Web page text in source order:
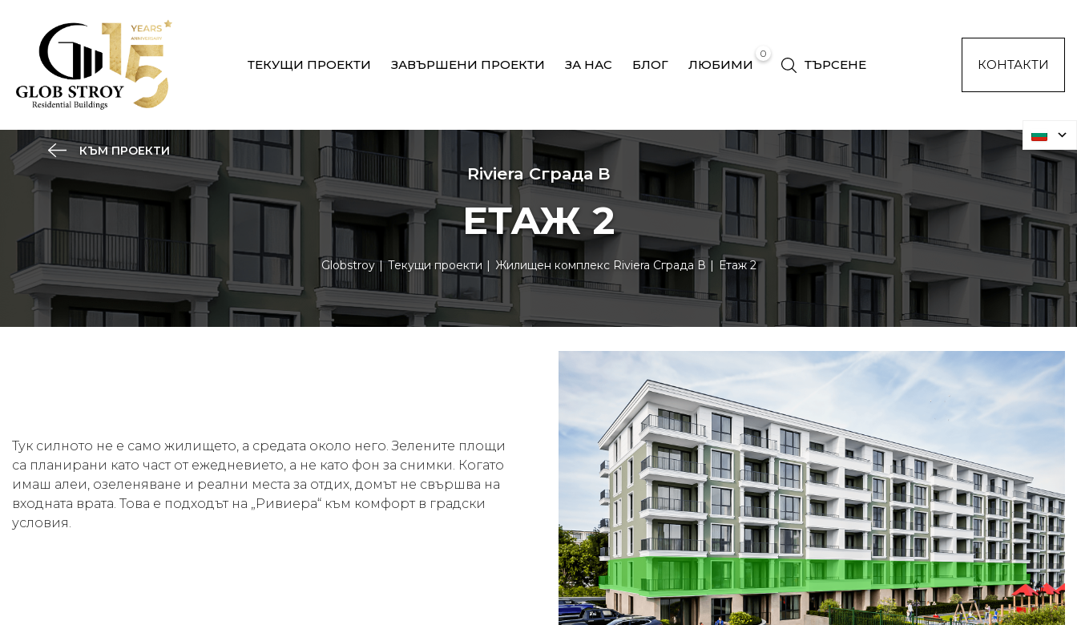
ТЕКУЩИ ПРОЕКТИ ЗАВЪРШЕНИ ПРОЕКТИ ЗА НАС БЛОГ
0
ЛЮБИМИ ТЪРСЕНЕ КОНТАКТИ
КЪМ ПРОЕКТИ
Riviera Сграда В
ЕТАЖ 2
Globstroy Текущи проекти Жилищен комплекс Riviera Сграда В Етаж 2
Тук силното не е само жилището, а средата около него. Зелените площи
са планирани като част от ежедневието, а не като фон за снимки. Когато
имаш алеи, озеленяване и реални места за отдих, домът не свършва на
входната врата. Това е подходът на „Ривиера“ към комфорт в градски
условия.